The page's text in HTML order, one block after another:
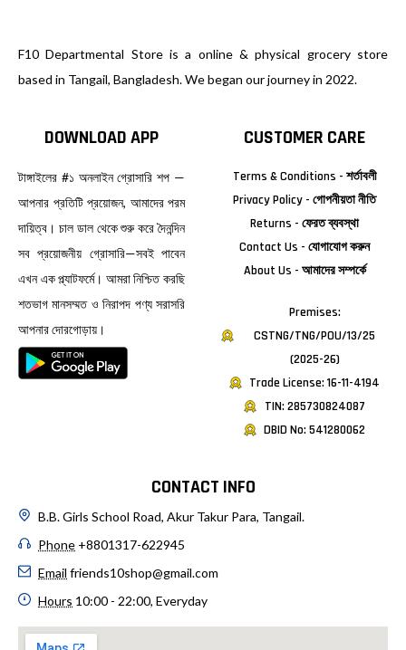
F10 Departmental Store is a online & physical grocery store
based in Tangail, Bangladesh. We began our journey in 2022.
DOWNLOAD APP
টাঙ্গাইলের #১ অনলাইন গ্রোসারি শপ —
আপনার প্রতিটি প্রয়োজন, আমাদের পরম
দায়িত্ব। চাল ডাল থেকে শুরু করে দৈনন্দিন
সব প্রয়োজনীয় গ্রোসারি—সবই পাবেন
এখন এক প্ল্যাটফর্মে। আমরা নিশ্চিত করছি
শতভাগ মানসম্মত ও নিরাপদ পণ্য সরাসরি
আপনার দোরগোড়ায়।
CUSTOMER CARE
Terms & Conditions - শর্তাবলী
Privacy Policy - গোপনীয়তা নীতি
Returns - ফেরত ব্যবস্থা
Contact Us - যোগাযোগ করুন
About Us - আমাদের সম্পর্কে
Premises:
CSTNG/TNG/POU/13/25
(2025-26)
Trade License: 16-11-4194
TIN: 285730824087
DBID No: 541280062
CONTACT INFO
B.B. Girls School Road, Akur Takur Para, Tangail.
Phone +8801317-622945
Email friends10shop@gmail.com
Hours 10:00 - 22:00, Everyday